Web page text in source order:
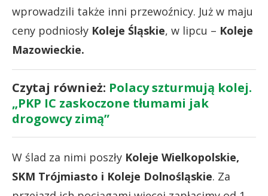
wprowadzili także inni przewoźnicy. Już w maju
ceny podniosły Koleje Śląskie, w lipcu – Koleje
Mazowieckie.
Czytaj również: Polacy szturmują kolej.
„PKP IC zaskoczone tłumami jak
drogowcy zimą”
W ślad za nimi poszły Koleje Wielkopolskie,
SKM Trójmiasto i Koleje Dolnośląskie. Za